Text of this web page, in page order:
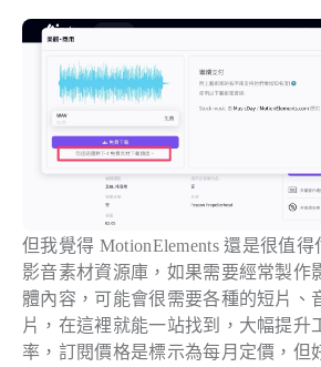
但我覺得 MotionElements 還是很值得
影音素材資源庫，如果需要經常製作
體內容，可能會很需要各種的短片、
片，在這裡就能一站找到，大幅提升
率，訂閱價格是標示為每月定價，但